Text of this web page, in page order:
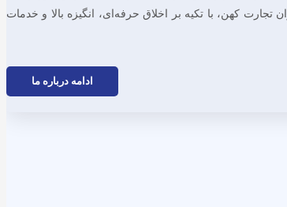
تجارت کهن، با تکیه بر اخلاق حرفه‌ای، انگیزه بالا و خدمات
ادامه درباره ما